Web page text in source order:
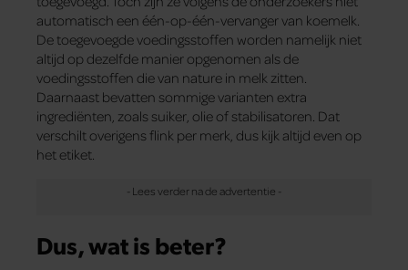
automatisch een één-op-één-vervanger van koemelk.
De toegevoegde voedingsstoffen worden namelijk niet
altijd op dezelfde manier opgenomen als de
voedingsstoffen die van nature in melk zitten.
Daarnaast bevatten sommige varianten extra
ingrediënten, zoals suiker, olie of stabilisatoren. Dat
verschilt overigens flink per merk, dus kijk altijd even op
het etiket.
Dus, wat is beter?